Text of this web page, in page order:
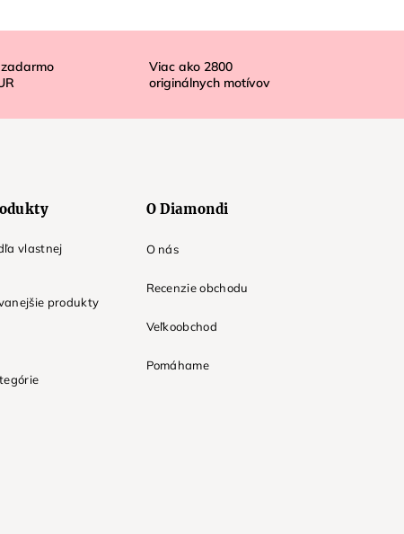
Viac ako 2800
originálnych motívov
vlastnej
produkty
O Diamondi
O nás
Recenzie obchodu
Veľkoobchod
Pomáhame